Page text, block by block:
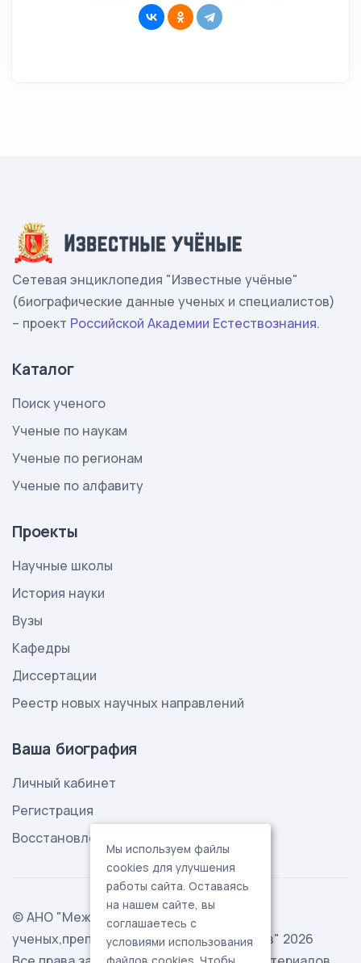
Сетевая энциклопедия "Известные учёные"
(биографические данные ученых и специалистов)
– проект Российской Академии Естествознания.
Каталог
Поиск ученого
Ученые по наукам
Ученые по регионам
Ученые по алфавиту
Проекты
Научные школы
История науки
Вузы
Кафедры
Диссертации
Реестр новых научных направлений
Ваша биография
Личный кабинет
Регистрация
Восстановление пароля
© АНО "Международная ассоциация
ученых,преподавателей и специалистов" 2026
Мы используем файлы
cookies для улучшения
работы сайта. Оставаясь
на нашем сайте, вы
соглашаетесь с
условиями использования